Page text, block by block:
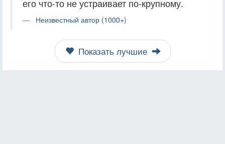
его что-то не устраивает по-крупному.
Неизвестный автор (1000+)
Показать лучшие